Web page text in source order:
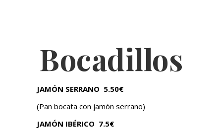
Bocadillos
JAMÓN SERRANO 5.50€
(Pan bocata con jamón serrano)
JAMÓN IBÉRICO 7.5€